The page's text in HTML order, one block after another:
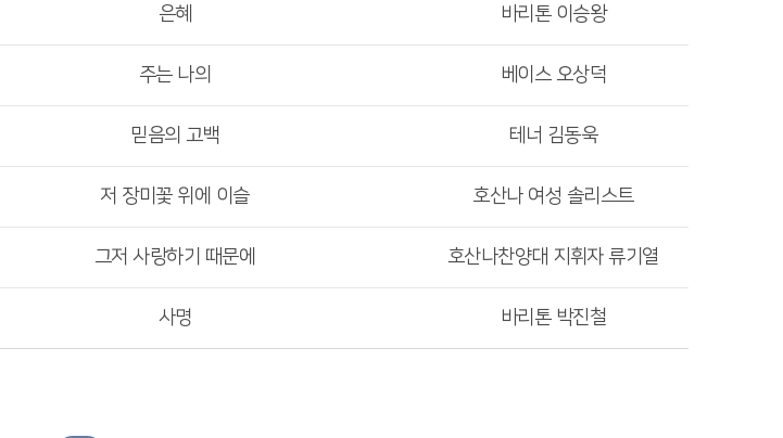
은혜 바리톤 이승왕
주는 나의 베이스 오상덕
믿음의 고백 테너 김동욱
저 장미꽃 위에 이슬 호산나 여성 솔리스트
그저 사랑하기 때문에 호산나찬양대 지휘자 류기열
사명 바리톤 박진철